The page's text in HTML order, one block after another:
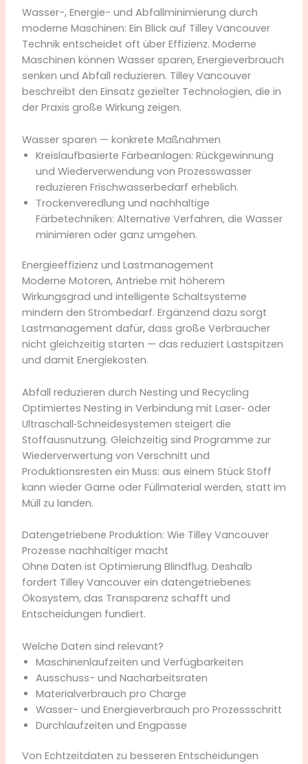
Wasser-, Energie- und Abfallminimierung durch
moderne Maschinen: Ein Blick auf Tilley Vancouver
Technik entscheidet oft über Effizienz. Moderne
Maschinen können Wasser sparen, Energieverbrauch
senken und Abfall reduzieren. Tilley Vancouver
beschreibt den Einsatz gezielter Technologien, die in
der Praxis große Wirkung zeigen.
Wasser sparen — konkrete Maßnahmen
Kreislaufbasierte Färbeanlagen: Rückgewinnung
und Wiederverwendung von Prozesswasser
reduzieren Frischwasserbedarf erheblich.
Trockenveredlung und nachhaltige
Färbetechniken: Alternative Verfahren, die Wasser
minimieren oder ganz umgehen.
Energieeffizienz und Lastmanagement
Moderne Motoren, Antriebe mit höherem
Wirkungsgrad und intelligente Schaltsysteme
mindern den Strombedarf. Ergänzend dazu sorgt
Lastmanagement dafür, dass große Verbraucher
nicht gleichzeitig starten — das reduziert Lastspitzen
und damit Energiekosten.
Abfall reduzieren durch Nesting und Recycling
Optimiertes Nesting in Verbindung mit Laser‑ oder
Ultraschall‑Schneidesystemen steigert die
Stoffausnutzung. Gleichzeitig sind Programme zur
Wiederverwertung von Verschnitt und
Produktionsresten ein Muss: aus einem Stück Stoff
kann wieder Garne oder Füllmaterial werden, statt im
Müll zu landen.
Datengetriebene Produktion: Wie Tilley Vancouver
Prozesse nachhaltiger macht
Ohne Daten ist Optimierung Blindflug. Deshalb
fordert Tilley Vancouver ein datengetriebenes
Ökosystem, das Transparenz schafft und
Entscheidungen fundiert.
Welche Daten sind relevant?
Maschinenlaufzeiten und Verfügbarkeiten
Ausschuss- und Nacharbeitsraten
Materialverbrauch pro Charge
Wasser- und Energieverbrauch pro Prozessschritt
Durchlaufzeiten und Engpässe
Von Echtzeitdaten zu besseren Entscheidungen